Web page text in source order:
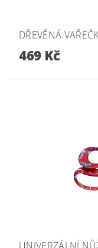
DŘEVĚNÁ
469 Kč
UNIVERZÁLNÍ